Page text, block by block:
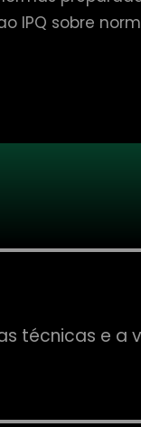
IPQ sobre
técnicas e a